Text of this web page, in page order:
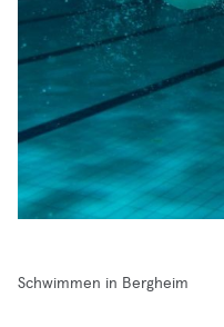
Schwimmen in Bergheim